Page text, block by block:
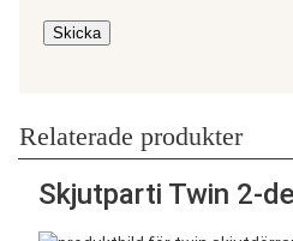
Skicka
Relaterade produkter
Skjutparti Twin 2-